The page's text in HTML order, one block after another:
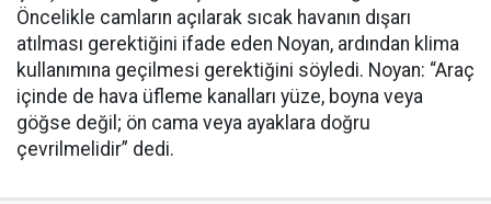
Öncelikle camların açılarak sıcak havanın dışarı
atılması gerektiğini ifade eden Noyan, ardından klima
kullanımına geçilmesi gerektiğini söyledi. Noyan: “Araç
içinde de hava üfleme kanalları yüze, boyna veya
göğse değil; ön cama veya ayaklara doğru
çevrilmelidir” dedi.